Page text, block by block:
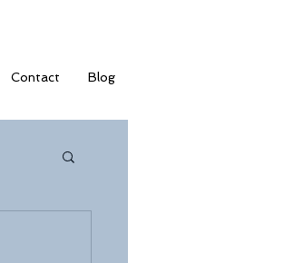
Contact Blog